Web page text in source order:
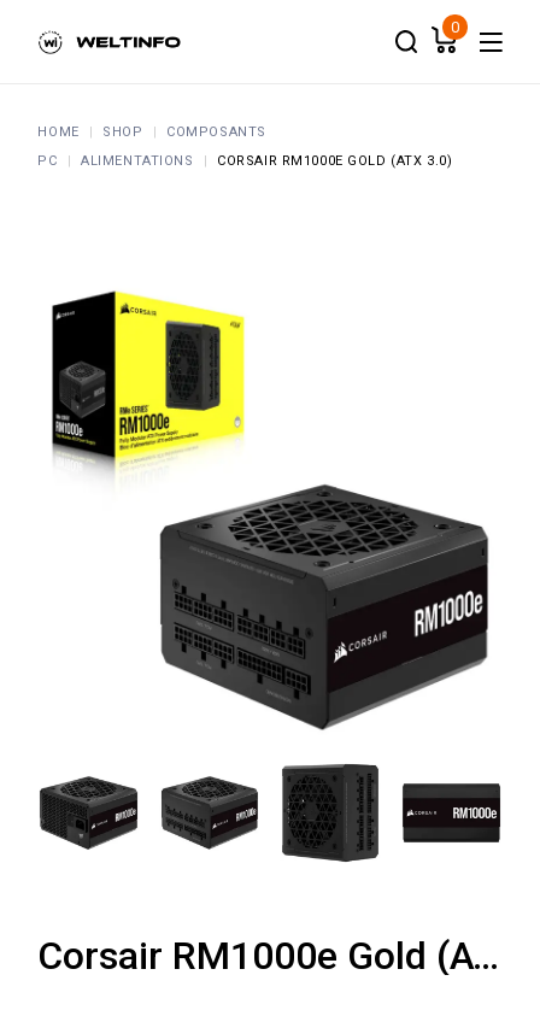
content
0
HOME SHOP
COMPOSANTS
PC
ALIMENTATIONS CORSAIR RM1000E GOLD (ATX 3.0)
Corsair RM1000e Gold (ATX 3.0)